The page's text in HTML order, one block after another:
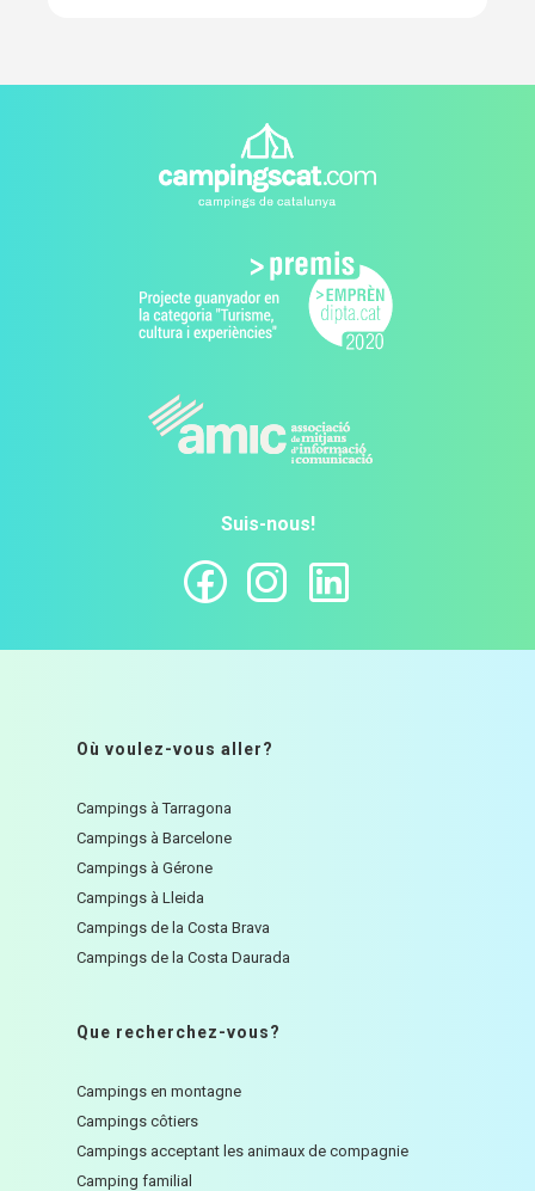
Suis-nous!
Où voulez-vous aller?
Campings à Tarragona
Campings à Barcelone
Campings à Gérone
Campings à Lleida
Campings de la Costa Brava
Campings de la Costa Daurada
Que recherchez-vous?
Campings en montagne
Campings côtiers
Campings acceptant les animaux de compagnie
Camping familial